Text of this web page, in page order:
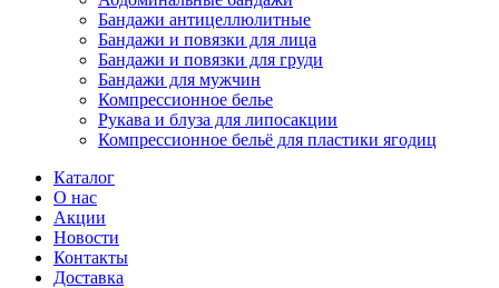
Бандажи антицеллюлитные
Бандажи и повязки для лица
Бандажи и повязки для груди
Бандажи для мужчин
Компрессионное белье
Рукава и блуза для липосакции
Компрессионное бельё для пластики ягодиц
Каталог
О нас
Акции
Новости
Контакты
Доставка